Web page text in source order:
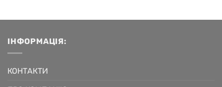
ІНФОРМАЦІЯ:
КОНТАКТИ